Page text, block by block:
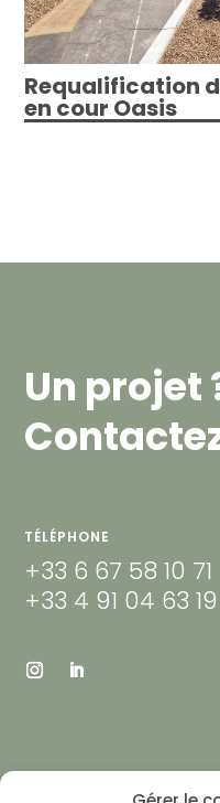
Requalification
en cour Oasis
Un projet
TÉLÉPHONE
+33 6 67 58 10 71
+33 4 91 04 63 19